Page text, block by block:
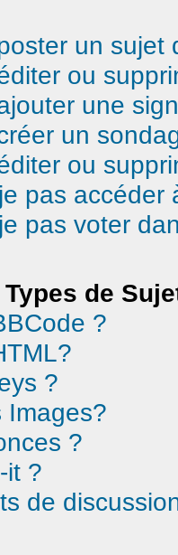
un sujet
ou
une
un
ou
pas accéder
pas voter
de
?
?
Images?
?
it ?
de